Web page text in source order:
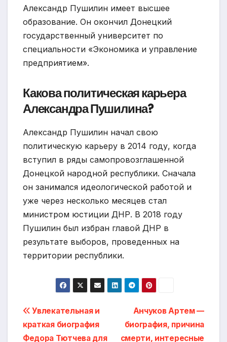
Александр Пушилин имеет высшее
образование. Он окончил Донецкий
государственный университет по
специальности «Экономика и управление
предприятием».
Какова политическая карьера
Александра Пушилина?
Александр Пушилин начал свою
политическую карьеру в 2014 году, когда
вступил в ряды самопровозглашенной
Донецкой народной республики. Сначала
он занимался идеологической работой и
уже через несколько месяцев стал
министром юстиции ДНР. В 2018 году
Пушилин был избран главой ДНР в
результате выборов, проведенных на
территории республики.
Навигация
по
Анчуков Артем —
биография, причина
смерти, интересные
Увлекательная и
краткая биография
Федора Тютчева для